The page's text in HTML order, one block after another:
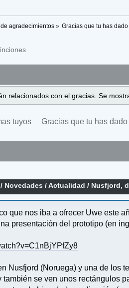
de agradecimientos» Gracias que tu has
relacionados con el gracias. Se
tuyos Gracias que tu has
Novedades / Actualidad / Nusfjord,
que nos iba a ofrecer Uwe este
presentación del prototipo (en
Nusfjord (Noruega) y una de los
también se ven unos rectángulos